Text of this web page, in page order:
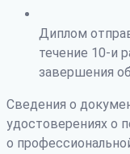
Диплом
течение 10-и
завершения
Сведения о
удостоверениях о
о